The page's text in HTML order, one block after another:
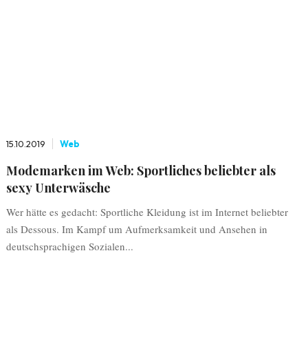
15.10.2019 Web
Modemarken im Web: Sportliches beliebter als
sexy Unterwäsche
Wer hätte es gedacht: Sportliche Kleidung ist im Internet beliebter
als Dessous. Im Kampf um Aufmerksamkeit und Ansehen in
deutschsprachigen Sozialen...